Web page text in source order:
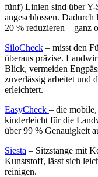
fünf) Linien sind über Y-
angeschlossen.
20 % reduzieren – ganz
SiloCheck – misst den
überaus präzise.
Blick, vermeiden
zuverlässig arbeitet und
erleichtert.
EasyCheck – die
kinderleicht für die
über 99 % Genauigkeit
Siesta – Sitzstange mit
Kunststoff, lässt sich
reinigen.